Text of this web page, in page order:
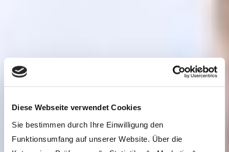
Diese Webseite verwendet Cookies
Sie bestimmen durch Ihre Einwilligung den
Funktionsumfang auf unserer Website. Über die